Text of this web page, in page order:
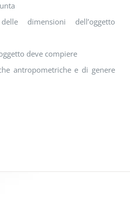
dimensioni dell’oggetto
deve compiere
antropometriche e di genere